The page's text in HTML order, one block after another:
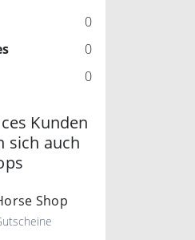
0
0
0
Kunden
sich auch
Shop